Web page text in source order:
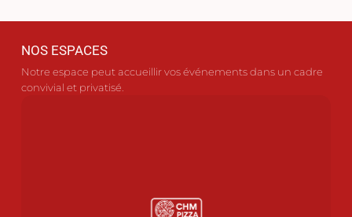
NOS ESPACES
Notre espace peut accueillir vos événements dans un cadre
convivial et privatisé.